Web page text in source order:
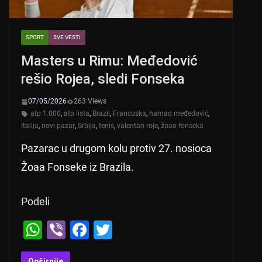
SPORT SVE VESTI
Masters u Rimu: Međedović
rešio Rojea, sledi Fonseka
07/05/2026
263 Views
atp 1.000, atp lista, Brazil , Francuska, hamad međedović,
Italija, novi pazar, Srbija, tenis, valentan roje, žoao fonseka
Pazarac u drugom kolu protiv 27. nosioca
Žoaa Fonseke iz Brazila.
Podeli
W
h
Vi
b
F